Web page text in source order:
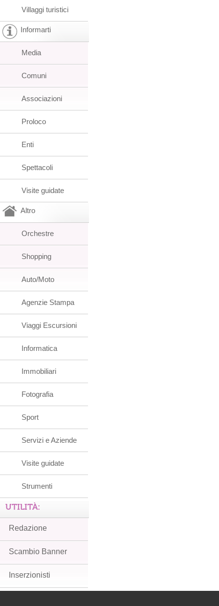
Villaggi turistici
Informarti
Media
Comuni
Associazioni
Proloco
Enti
Spettacoli
Visite guidate
Altro
Orchestre
Shopping
Auto/Moto
Agenzie Stampa
Viaggi Escursioni
Informatica
Immobiliari
Fotografia
Sport
Servizi e Aziende
Visite guidate
Strumenti
UTILITÀ:
Redazione
Scambio Banner
Inserzionisti